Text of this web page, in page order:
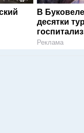
В
десятки
Реклама